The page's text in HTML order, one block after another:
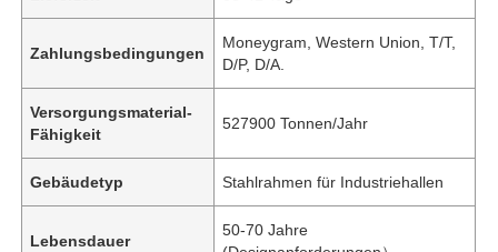
Zahlungsbedingungen
Moneygram, Western Union, T/T,
D/P, D/A.
Versorgungsmaterial-
Fähigkeit
527900 Tonnen/Jahr
Gebäudetyp Stahlrahmen für Industriehallen
Lebensdauer
50-70 Jahre